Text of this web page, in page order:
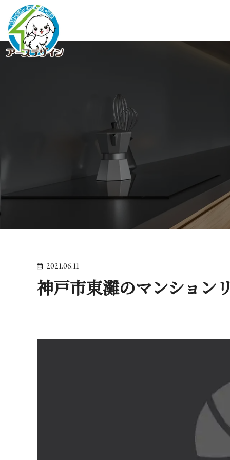
2021.06.11
神戸市東灘のマンション